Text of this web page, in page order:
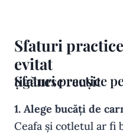
Sfaturi
evitat
Sfaturi practice pentru un mușchi țigănesc reușit
1. Alege bucăți de
Ceafa și cotletul ar fi